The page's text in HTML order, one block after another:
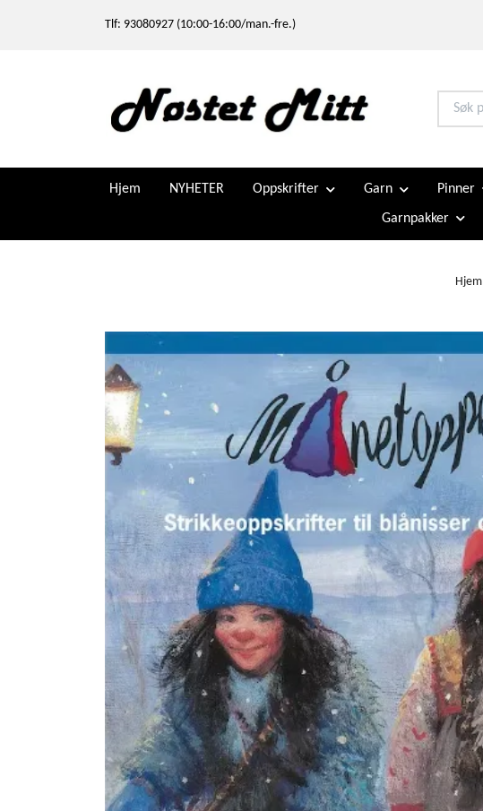
Tlf: 93080927 (10:00-16:00/man.-fre.)
Hjem NYHETER Oppskrifter Garn Pinner
Garnpakker
Hjem